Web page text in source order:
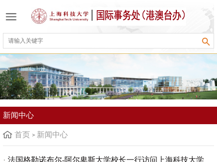
新闻中心
首页 新闻中心
法国格勒诺布尔-阿尔卑斯大学校长一行访问上海科技大学